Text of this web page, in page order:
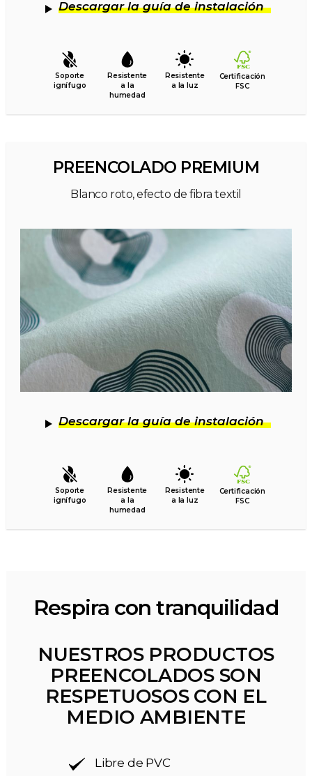
Descargar la guía de instalación
Soporte
ignífugo
Resistente
a la
humedad
Resistente
a la luz
Certificación
FSC
PREENCOLADO PREMIUM
Blanco roto, efecto de fibra textil
Descargar la guía de instalación
Soporte
ignífugo
Resistente
a la
humedad
Resistente
a la luz
Certificación
FSC
Respira con tranquilidad
NUESTROS PRODUCTOS
PREENCOLADOS SON
RESPETUOSOS CON EL
MEDIO AMBIENTE
Libre de PVC